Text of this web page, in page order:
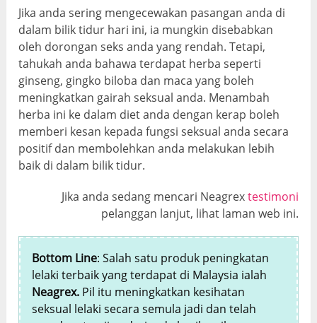
Jika anda sering mengecewakan pasangan anda di
dalam bilik tidur hari ini, ia mungkin disebabkan
oleh dorongan seks anda yang rendah. Tetapi,
tahukah anda bahawa terdapat herba seperti
ginseng, gingko biloba dan maca yang boleh
meningkatkan gairah seksual anda. Menambah
herba ini ke dalam diet anda dengan kerap boleh
memberi kesan kepada fungsi seksual anda secara
positif dan membolehkan anda melakukan lebih
baik di dalam bilik tidur.
Jika anda sedang mencari Neagrextestimoni
pelanggan lanjut, lihat laman web ini.
Bottom Line: Salah satu produk peningkatan
lelaki terbaik yang terdapat di Malaysia ialah
Neagrex. Pil itu meningkatkan kesihatan
seksual lelaki secara semula jadi dan telah